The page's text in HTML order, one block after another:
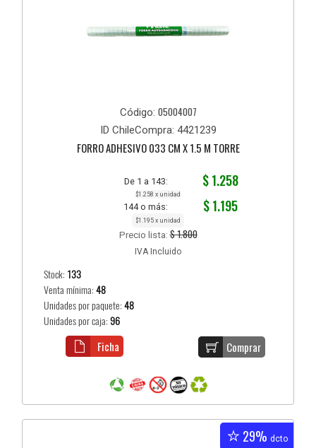
Código: 05004007
ID ChileCompra: 4421239
FORRO ADHESIVO 033 CM X 1.5 M TORRE
De 1 a 143: $ 1.258
$1.258 x unidad
144 o más: $ 1.195
$1.195 x unidad
Precio lista:$ 1.800
IVA Incluido
Stock: 133
Venta mínima:48
Unidades por paquete:48
Unidades por caja:96
Comprar
Ficha
29% dcto